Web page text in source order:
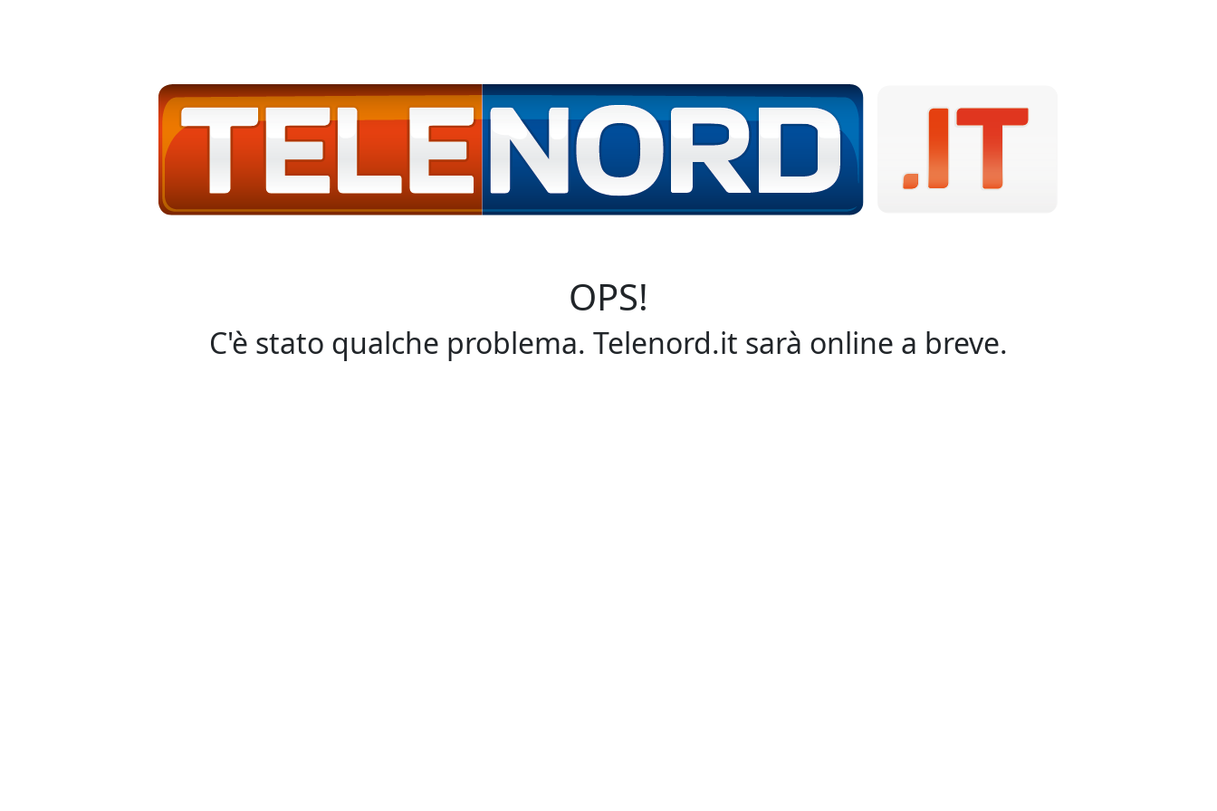
OPS!
C'è stato qualche problema. Telenord.it sarà online a breve.